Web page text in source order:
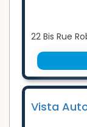
22 Bis Rue
Vista